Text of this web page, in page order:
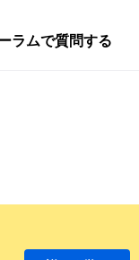
ラムで質問する